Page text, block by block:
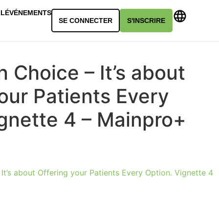
ÉVÉNEMENTS
SE CONNECTER
S'INSCRIRE
Choice – It’s about
Patients Every
4 – Mainpro+
about Offering your Patients Every Option. Vignette 4